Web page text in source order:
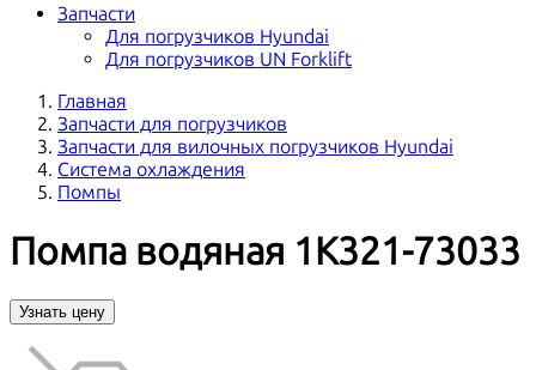
Запчасти
Для погрузчиков Hyundai
Для погрузчиков UN Forklift
Главная
Запчасти для погрузчиков
Запчасти для вилочных погрузчиков Hyundai
Система охлаждения
Помпы
Помпа водяная 1K321-73033
Узнать цену